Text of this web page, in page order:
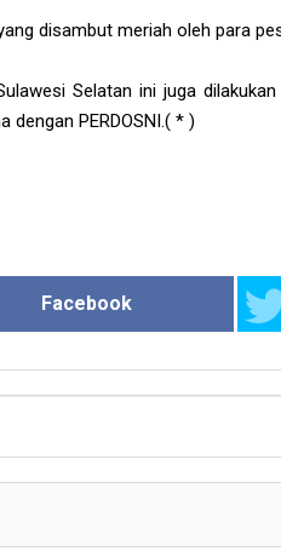
disambut meriah oleh para
Selatan ini juga
dengan PERDOSNI.( * )
Facebook